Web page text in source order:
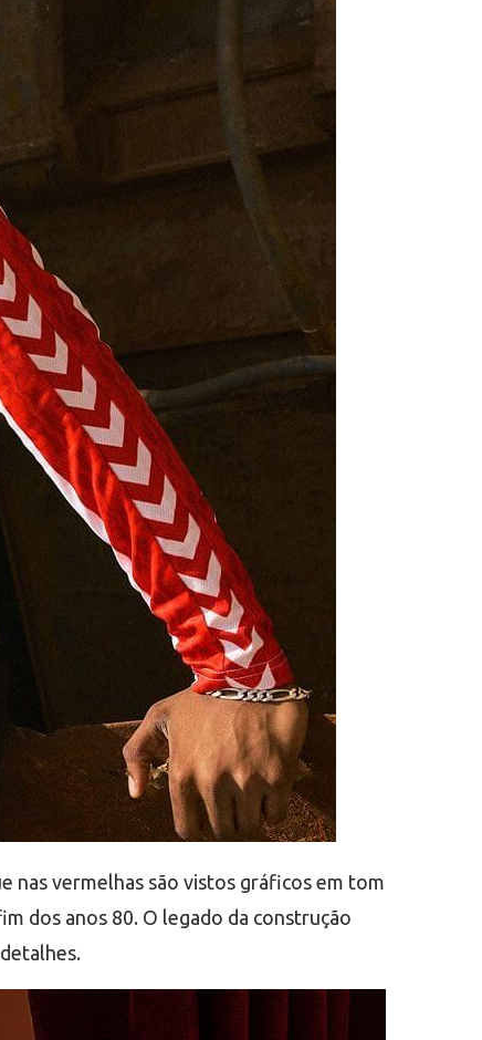
nas vermelhas são vistos gráficos em tom
dos anos 80. O legado da construção